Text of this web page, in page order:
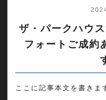
ザ・パークハウ
フォートご成約
ここに記事本文を書きま